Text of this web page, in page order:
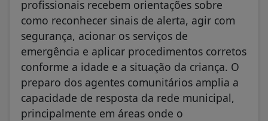
profissionais recebem orientações sobre
como reconhecer sinais de alerta, agir com
segurança, acionar os serviços de
emergência e aplicar procedimentos corretos
conforme a idade e a situação da criança. O
preparo dos agentes comunitários amplia a
capacidade de resposta da rede municipal,
principalmente em áreas onde o